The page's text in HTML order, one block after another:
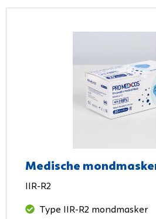
Medische
IIR-R2
Type IIR-R2 mondmasker